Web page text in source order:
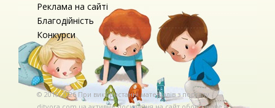
Реклама на сайті
Благодійність
Конкурси
© 2010-2026 При використаннi матерiалiв з порталу